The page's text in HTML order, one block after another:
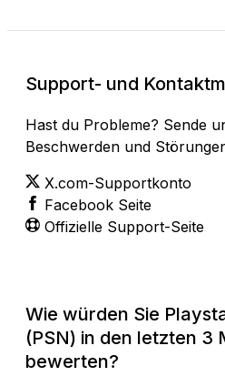
Support- und
Hast du Probleme? Sende
Beschwerden und
X.com-Supportkonto
Facebook Seite
Offizielle Support-Seite
Wie würden Sie
(PSN) in den letzten 3
bewerten?